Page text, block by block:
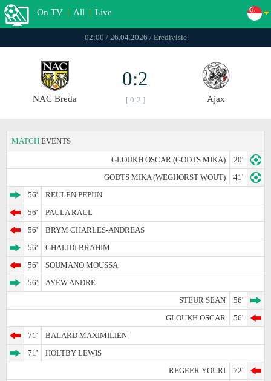
On TV | All | Live
02:00 / 26.04.2026 / Eredivisie
NAC Breda
0:2
[ 0:2 ] Ajax
MATCH EVENTS
GLOUKH OSCAR (GODTS MIKA)
20'
GODTS MIKA (WEGHORST WOUT)
41'
56'
REULEN PEPIJN
56'
PAULA RAUL
56'
BRYM CHARLES-ANDREAS
56'
GHALIDI BRAHIM
56'
SOUMANO MOUSSA
56'
AYEW ANDRE
STEUR SEAN
56'
GLOUKH OSCAR
56'
71'
BALARD MAXIMILIEN
71'
HOLTBY LEWIS
REGEER YOURI
72'